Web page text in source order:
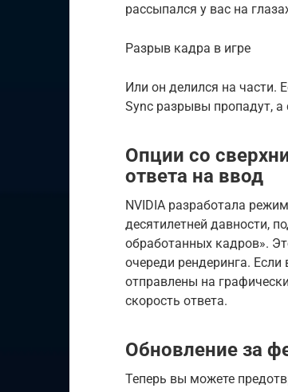
рассыпался у вас на
Разрыв кадра в игре
Или он делился на части.
Sync разрывы пропадут, а
Опции со
ответа на ввод
NVIDIA разработала
десятилетней давности,
обработанных кадров».
очереди рендеринга.
отправлены на
скорость ответа.
Обновление за
Теперь вы можете